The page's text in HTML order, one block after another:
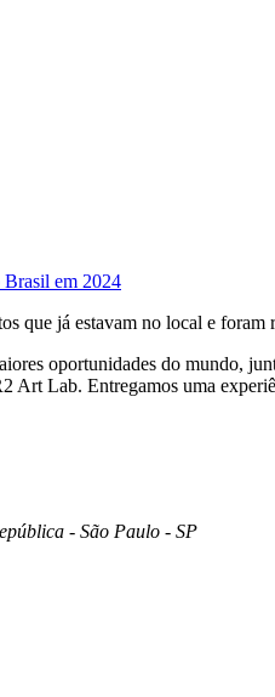
em 2024
que já estavam no local e
oportunidades do mundo,
Lab. Entregamos uma
- São Paulo - SP